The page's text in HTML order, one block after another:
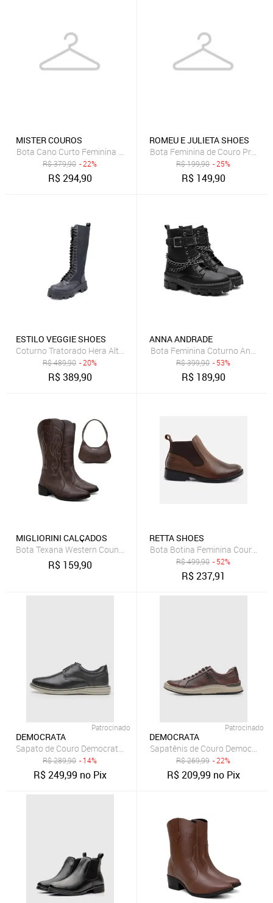
MISTER COUROS
Bota Cano Curto Feminina de Couro Sola Rasteira, Mod. 0703
R$379,90 - 22%
R$294,90
ROMEU E JULIETA SHOES
Bota Feminina de Couro Preta
R$199,90 - 25%
R$ 149,90
ESTILO VEGGIE SHOES
Coturno Tratorado Hera Alta Estilo Veggie Shoes Preto
R$489,90 - 20%
R$389,90
ANNA ANDRADE
Bota Feminina Coturno Anna
R$399,90 - 53%
R$ 189,90
MIGLIORINI CALÇADOS
Bota Texana Western Country Bordada Café Marrom Estilo
R$ 159,90
RETTA SHOES
Bota Botina Feminina Couro
R$499,90 - 52%
R$237,91
Patrocinado
DEMOCRATA
Sapato de Couro Democrata Oxford Preto
R$289,90 - 14%
R$249,99 no Pix
Patrocinado
DEMOCRATA
Sapatênis de Couro Democrata
R$269,99 - 22%
R$209,99 no Pix